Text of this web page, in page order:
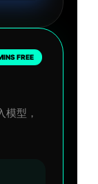
FREE
模型，